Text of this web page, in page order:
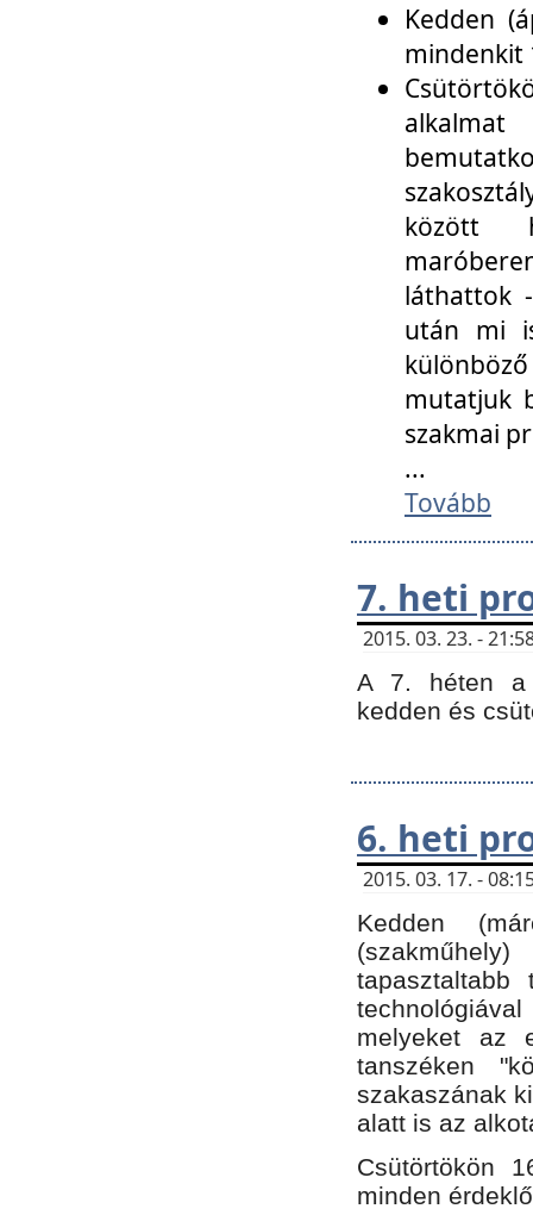
Kedden
mindenkit
között
láthattok
után mi
mutatjuk
szakmai
...
Tovább
7. heti
2015. 03. 23. -
A 7. héten a
kedden és
6. heti
2015. 03. 17. -
Kedden
tapasztaltabb
melyeket az
tanszéken
szakaszának
alatt is az
Csütörtökön
minden